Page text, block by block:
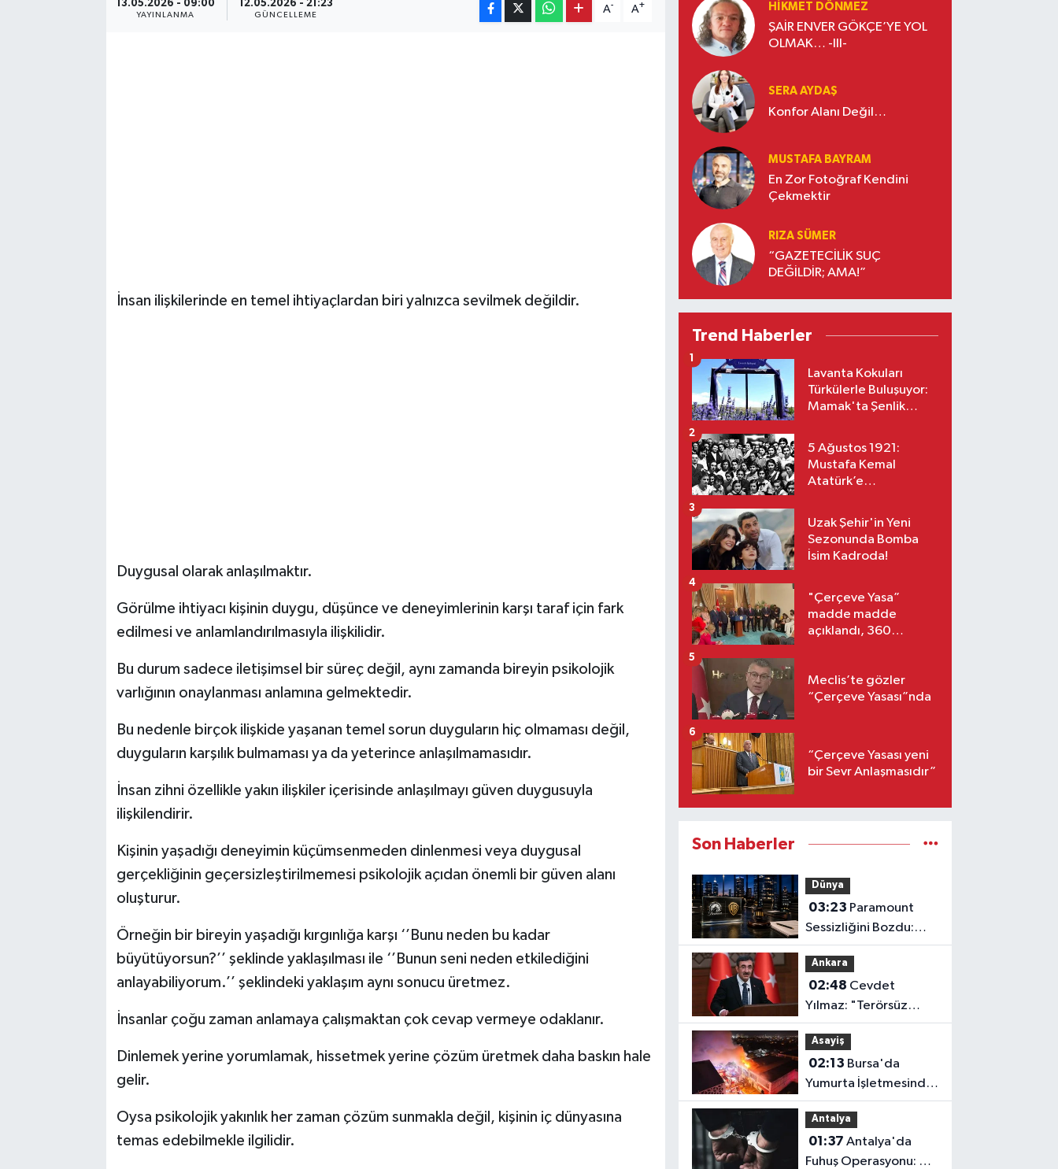
13.05.2026 - 09:00
YAYINLANMA
12.05.2026 - 21:23
GÜNCELLEME
A- A+
İnsan ilişkilerinde en temel ihtiyaçlardan biri yalnızca sevilmek değildir.
Duygusal olarak anlaşılmaktır.
Görülme ihtiyacı kişinin duygu, düşünce ve deneyimlerinin karşı taraf için fark
edilmesi ve anlamlandırılmasıyla ilişkilidir.
Bu durum sadece iletişimsel bir süreç değil, aynı zamanda bireyin psikolojik
varlığının onaylanması anlamına gelmektedir.
Bu nedenle birçok ilişkide yaşanan temel sorun duyguların hiç olmaması değil,
duyguların karşılık bulmaması ya da yeterince anlaşılmamasıdır.
İnsan zihni özellikle yakın ilişkiler içerisinde anlaşılmayı güven duygusuyla
ilişkilendirir.
Kişinin yaşadığı deneyimin küçümsenmeden dinlenmesi veya duygusal
gerçekliğinin geçersizleştirilmemesi psikolojik açıdan önemli bir güven alanı
oluşturur.
Örneğin bir bireyin yaşadığı kırgınlığa karşı ‘’Bunu neden bu kadar
büyütüyorsun?’’ şeklinde yaklaşılması ile ‘’Bunun seni neden etkilediğini
anlayabiliyorum.’’ şeklindeki yaklaşım aynı sonucu üretmez.
İnsanlar çoğu zaman anlamaya çalışmaktan çok cevap vermeye odaklanır.
Dinlemek yerine yorumlamak, hissetmek yerine çözüm üretmek daha baskın hale
gelir.
Oysa psikolojik yakınlık her zaman çözüm sunmakla değil, kişinin iç dünyasına
temas edebilmekle ilgilidir.
HIKMET DÖNMEZ
ŞAİR ENVER GÖKÇE’YE YOL
OLMAK… -III-
SERA AYDAŞ
Konfor Alanı Değil…
MUSTAFA BAYRAM
En Zor Fotoğraf Kendini
Çekmektir
RIZA SÜMER
“GAZETECİLİK SUÇ
DEĞİLDİR; AMA!”
Trend Haberler
Lavanta Kokuları
Türkülerle Buluşuyor:
Mamak'ta Şenlik
1
5 Ağustos 1921:
Mustafa Kemal
Atatürk’e
2
Uzak Şehir'in Yeni
Sezonunda Bomba
İsim Kadroda!
3
"Çerçeve Yasa”
madde madde
açıklandı, 360
4
Meclis’te gözler
“Çerçeve Yasası”nda
5
“Çerçeve Yasası yeni
bir Sevr Anlaşmasıdır”
6
Son Haberler
Dünya
03:23
Sessizliğini Bozdu:
Mahkemede
Kazanacağımıza
İnanıyoruz!
Ankara
02:48
Yılmaz: "Terörsüz
Türkiye Ortamında
Standartlarımızı
Yükselteceğiz"
Asayiş
02:13
Yumurta İşletmesinde
Yangın: 1 İtfaiyeci
Dumandan Etkilendi
Antalya
01:37 Antalya'da
Fuhuş Operasyonu: 7
Sonsöz Özel